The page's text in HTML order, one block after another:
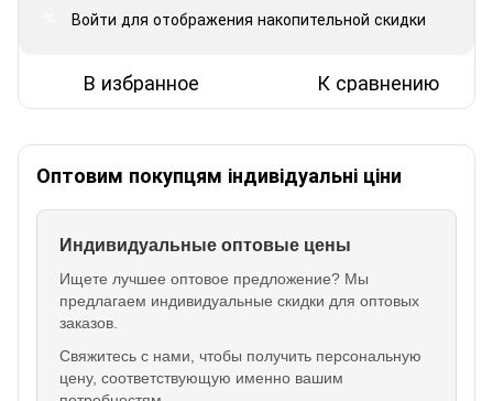
Войти для отображения накопительной скидки
В избранное К сравнению
Оптовим покупцям індивідуальні ціни
Индивидуальные оптовые цены
Ищете лучшее оптовое предложение? Мы
предлагаем индивидуальные скидки для оптовых
заказов.
Свяжитесь с нами, чтобы получить персональную
цену, соответствующую именно вашим